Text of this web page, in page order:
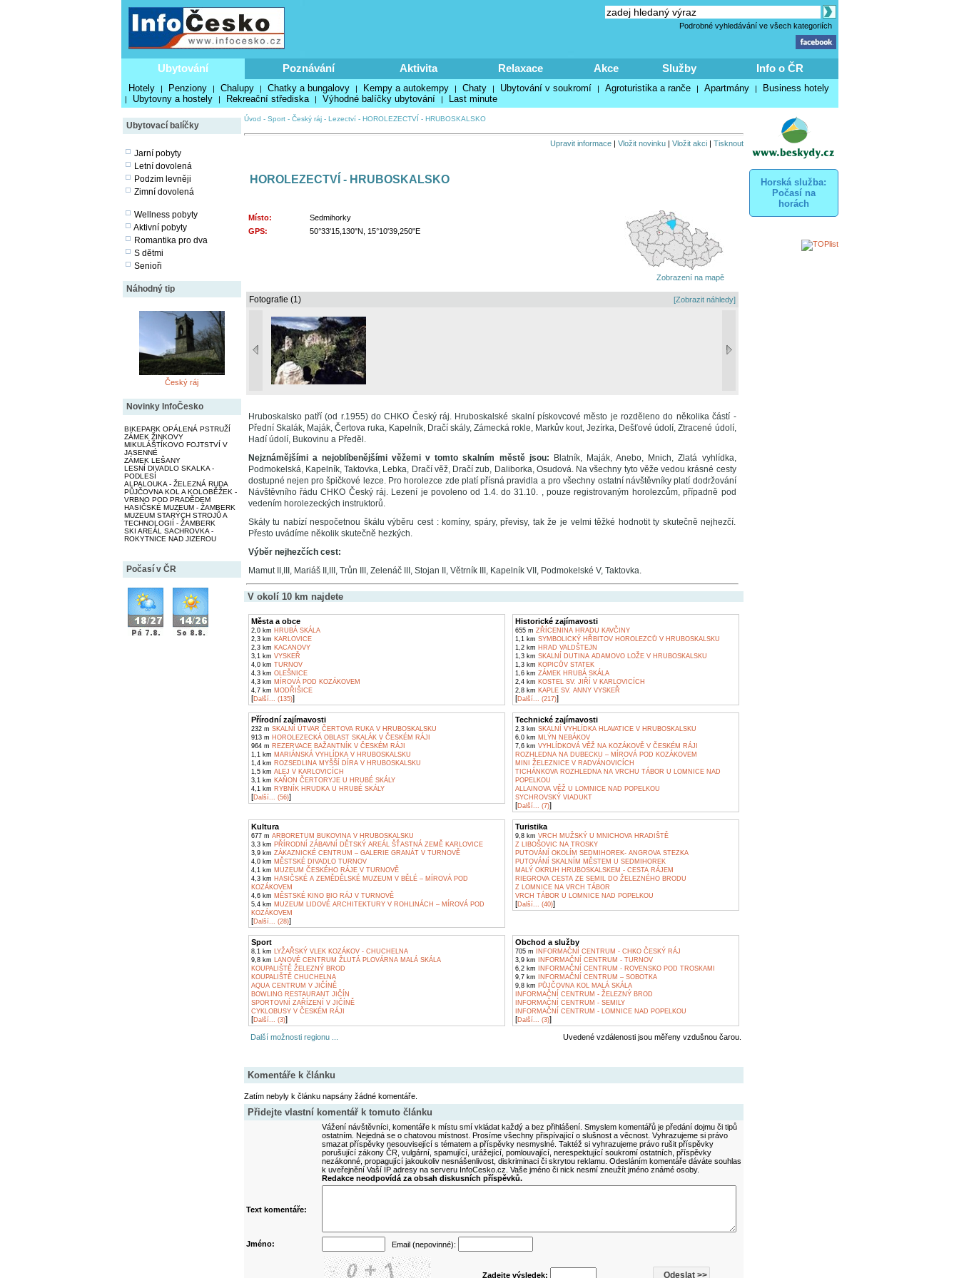
Podrobné vyhledávání ve všech kategoriích
Ubytování Poznávání Aktivita Relaxace Akce Služby Info o ČR
Hotely | Penziony | Chalupy | Chatky a bungalovy | Kempy a autokempy | Chaty | Ubytování v soukromí | Agroturistika a ranče | Apartmány | Business hotely
| Ubytovny a hostely | Rekreační střediska | Výhodné balíčky ubytování | Last minute
Ubytovací balíčky
Jarní pobyty
Letní dovolená
Podzim levněji
Zimní dovolená
Wellness pobyty
Aktivní pobyty
Romantika pro dva
S dětmi
Senioři
Náhodný tip
Český ráj
Novinky InfoČesko
BIKEPARK OPÁLENÁ PSTRUŽÍ
ZÁMEK ŽINKOVY
MIKULÁŠTÍKOVO FOJTSTVÍ V
JASENNÉ
ZÁMEK LEŠANY
LESNÍ DIVADLO SKALKA -
PODLESÍ
ALPALOUKA - ŽELEZNÁ RUDA
PŮJČOVNA KOL A KOLOBĚŽEK -
VRBNO POD PRADĚDEM
HASIČSKÉ MUZEUM - ŽAMBERK
MUZEUM STARÝCH STROJŮ A
TECHNOLOGIÍ - ŽAMBERK
SKI AREÁL SACHROVKA -
ROKYTNICE NAD JIZEROU
Počasí v ČR
Úvod - Sport- Český ráj- Lezectví- HOROLEZECTVÍ - HRUBOSKALSKO
Upravit informace| Vložit novinku| Vložit akci| Tisknout
HOROLEZECTVÍ - HRUBOSKALSKO
Místo:
Sedmihorky
GPS:
50°33'15,130"N, 15°10'39,250"E
Zobrazení na mapě
Fotografie (1) [Zobrazit náhledy]
Hruboskalsko patří (od r.1955) do CHKO Český ráj. Hruboskalské skalní pískovcové město je rozděleno do několika částí -
Přední Skalák, Maják, Čertova ruka, Kapelník, Dračí skály, Zámecká rokle, Markův kout, Jezírka, Dešťové údolí, Ztracené údolí,
Hadí údolí, Bukovinu a Předěl.
Nejznámějšími a nejoblíbenějšími věžemi v tomto skalním městě jsou: Blatník, Maják, Anebo, Mnich, Zlatá vyhlídka,
Podmokelská, Kapelník, Taktovka, Lebka, Dračí věž, Dračí zub, Daliborka, Osudová. Na všechny tyto věže vedou krásné cesty
dostupné nejen pro špičkové lezce. Pro horolezce zde platí přísná pravidla a pro všechny ostatní návštěvníky platí dodržování
Návštěvního řádu CHKO Český ráj. Lezení je povoleno od 1.4. do 31.10. , pouze registrovaným horolezcům, případně pod
vedením horolezeckých instruktorů.
Skály tu nabízí nespočetnou škálu výběru cest : komíny, spáry, převisy, tak že je velmi těžké hodnotit ty skutečně nejhezčí.
Přesto uvádíme několik skutečně hezkých.
Výběr nejhezčích cest:
Mamut II,III, Mariáš II,III, Trůn III, Zelenáč III, Stojan II, Větrník III, Kapelník VII, Podmokelské V, Taktovka.
V okolí 10 km najdete
Města a obce
2,0 km HRUBÁ SKÁLA
2,3 km KARLOVICE
2,3 km KACANOVY
3,1 km VYSKEŘ
4,0 km TURNOV
4,3 km OLEŠNICE
4,3 km MÍROVÁ POD KOZÁKOVEM
4,7 km MODŘIŠICE
[Další... (135)]
Historické zajímavosti
655 m ZŘÍCENINA HRADU KAVČINY
1,1 km SYMBOLICKÝ HŘBITOV HOROLEZCŮ V HRUBOSKALSKU
1,2 km HRAD VALDŠTEJN
1,3 km SKALNÍ DUTINA ADAMOVO LOŽE V HRUBOSKALSKU
1,3 km KOPICŮV STATEK
1,6 km ZÁMEK HRUBÁ SKÁLA
2,4 km KOSTEL SV. JIŘÍ V KARLOVICÍCH
2,8 km KAPLE SV. ANNY VYSKEŘ
[Další... (217)]
Přírodní zajímavosti
232 m SKALNÍ ÚTVAR ČERTOVA RUKA V HRUBOSKALSKU
913 m HOROLEZECKÁ OBLAST SKALÁK V ČESKÉM RÁJI
964 m REZERVACE BAŽANTNÍK V ČESKÉM RÁJI
1,1 km MARIÁNSKÁ VYHLÍDKA V HRUBOSKALSKU
1,4 km ROZSEDLINA MYŠŠÍ DÍRA V HRUBOSKALSKU
1,5 km ALEJ V KARLOVICÍCH
3,1 km KAŇON ČERTORYJE U HRUBÉ SKÁLY
4,1 km RYBNÍK HRUDKA U HRUBÉ SKÁLY
[Další... (56)]
Technické zajímavosti
2,3 km SKALNÍ VYHLÍDKA HLAVATICE V HRUBOSKALSKU
6,0 km MLÝN NEBÁKOV
7,6 km VYHLÍDKOVÁ VĚŽ NA KOZÁKOVĚ V ČESKÉM RÁJI
ROZHLEDNA NA DUBECKU – MÍROVÁ POD KOZÁKOVEM
MINI ŽELEZNICE V RADVÁNOVICÍCH
TICHÁNKOVA ROZHLEDNA NA VRCHU TÁBOR U LOMNICE NAD
POPELKOU
ALLAINOVA VĚŽ U LOMNICE NAD POPELKOU
SYCHROVSKÝ VIADUKT
[Další... (7)]
Kultura
677 m ARBORETUM BUKOVINA V HRUBOSKALSKU
3,3 km PŘÍRODNÍ ZÁBAVNÍ DĚTSKÝ AREÁL ŠŤASTNÁ ZEMĚ KARLOVICE
3,9 km ZÁKAZNICKÉ CENTRUM – GALERIE GRANÁT V TURNOVĚ
4,0 km MĚSTSKÉ DIVADLO TURNOV
4,1 km MUZEUM ČESKÉHO RÁJE V TURNOVĚ
4,3 km HASIČSKÉ A ZEMĚDĚLSKÉ MUZEUM V BĚLÉ – MÍROVÁ POD
KOZÁKOVEM
4,6 km MĚSTSKÉ KINO BIO RÁJ V TURNOVĚ
5,4 km MUZEUM LIDOVÉ ARCHITEKTURY V ROHLINÁCH – MÍROVÁ POD
KOZÁKOVEM
[Další... (28)]
Turistika
9,8 km VRCH MUŽSKÝ U MNICHOVA HRADIŠTĚ
Z LIBOŠOVIC NA TROSKY
PUTOVÁNÍ OKOLÍM SEDMIHOREK- ANGROVA STEZKA
PUTOVÁNÍ SKALNÍM MĚSTEM U SEDMIHOREK
MALÝ OKRUH HRUBOSKALSKEM - CESTA RÁJEM
RIEGROVA CESTA ZE SEMIL DO ŽELEZNÉHO BRODU
Z LOMNICE NA VRCH TÁBOR
VRCH TÁBOR U LOMNICE NAD POPELKOU
[Další... (40)]
Sport
8,1 km LYŽAŘSKÝ VLEK KOZÁKOV - CHUCHELNA
9,8 km LANOVÉ CENTRUM ŽLUTÁ PLOVÁRNA MALÁ SKÁLA
KOUPALIŠTĚ ŽELEZNÝ BROD
KOUPALIŠTĚ CHUCHELNA
AQUA CENTRUM V JIČÍNĚ
BOWLING RESTAURANT JIČÍN
SPORTOVNÍ ZAŘÍZENÍ V JIČÍNĚ
CYKLOBUSY V ČESKÉM RÁJI
[Další... (3)]
Obchod a služby
705 m INFORMAČNÍ CENTRUM - CHKO ČESKÝ RÁJ
3,9 km INFORMAČNÍ CENTRUM - TURNOV
6,2 km INFORMAČNÍ CENTRUM - ROVENSKO POD TROSKAMI
9,7 km INFORMAČNÍ CENTRUM – SOBOTKA
9,8 km PŮJČOVNA KOL MALÁ SKÁLA
INFORMAČNÍ CENTRUM - ŽELEZNÝ BROD
INFORMAČNÍ CENTRUM - SEMILY
INFORMAČNÍ CENTRUM - LOMNICE NAD POPELKOU
[Další... (3)]
Další možnosti regionu ... Uvedené vzdálenosti jsou měřeny vzdušnou čarou.
Komentáře k článku
Zatím nebyly k článku napsány žádné komentáře.
Přidejte vlastní komentář k tomuto článku
Vážení návštěvníci, komentáře k místu smí vkládat každý a bez přihlášení. Smyslem komentářů je předání dojmu či tipů
ostatním. Nejedná se o chatovou místnost. Prosíme všechny přispívající o slušnost a věcnost. Vyhrazujeme si právo
smazat příspěvky nesouvisející s tématem a příspěvky nesmyslné. Taktéž si vyhrazujeme právo rušit příspěvky
porušující zákony ČR, vulgární, spamující, urážející, pomlouvající, nerespektující soukromí ostatních, příspěvky
nezákonné, propagující jakoukoliv nesnášenlivost, diskriminaci či skrytou reklamu. Odesláním komentáře dáváte souhlas
k uveřejnění Vaší IP adresy na serveru InfoCesko.cz. Vaše jméno či nick nesmí zneužít jméno známé osoby.
Redakce neodpovídá za obsah diskusních příspěvků.
Text komentáře:
Jméno: Email (nepovinné):
Zadejte výsledek:
Horská služba:
Počasí na
horách